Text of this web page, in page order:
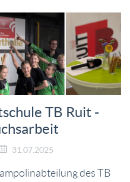
TB Ruit -
31.07.2025
des TB